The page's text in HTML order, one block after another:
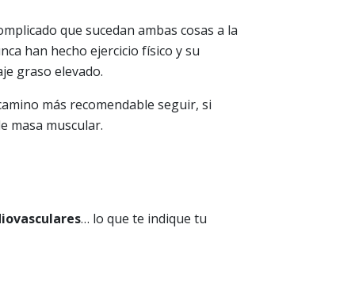
que sucedan ambas cosas a la
han hecho ejercicio físico y su
graso elevado.
más recomendable seguir, si
masa muscular.
… lo que te indique tu